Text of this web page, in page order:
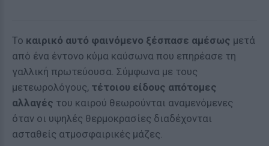
Το καιρικό αυτό φαινόμενο ξέσπασε αμέσως μετά
από ένα έντονο κύμα καύσωνα που επηρέασε τη
γαλλική πρωτεύουσα. Σύμφωνα με τους
μετεωρολόγους, τέτοιου είδους απότομες
αλλαγές του καιρού θεωρούνται αναμενόμενες
όταν οι υψηλές θερμοκρασίες διαδέχονται
ασταθείς ατμοσφαιρικές μάζες.